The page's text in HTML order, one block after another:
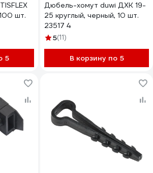
шт.
5
Дюбель-хомут duwi ДХК 19-
25 круглый, черный, 10 шт.
23517 4
5(11)
В корзину по 5